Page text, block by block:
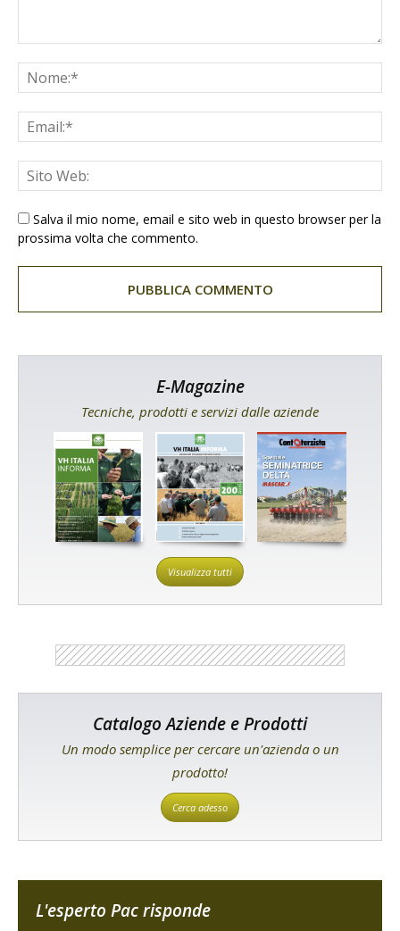
Salva il mio nome, email e sito web in questo browser per la
prossima volta che commento.
E-Magazine
Tecniche, prodotti e servizi dalle aziende
Visualizza tutti
Catalogo Aziende e Prodotti
Un modo semplice per cercare un'azienda o un
prodotto!
Cerca adesso
L'esperto Pac risponde